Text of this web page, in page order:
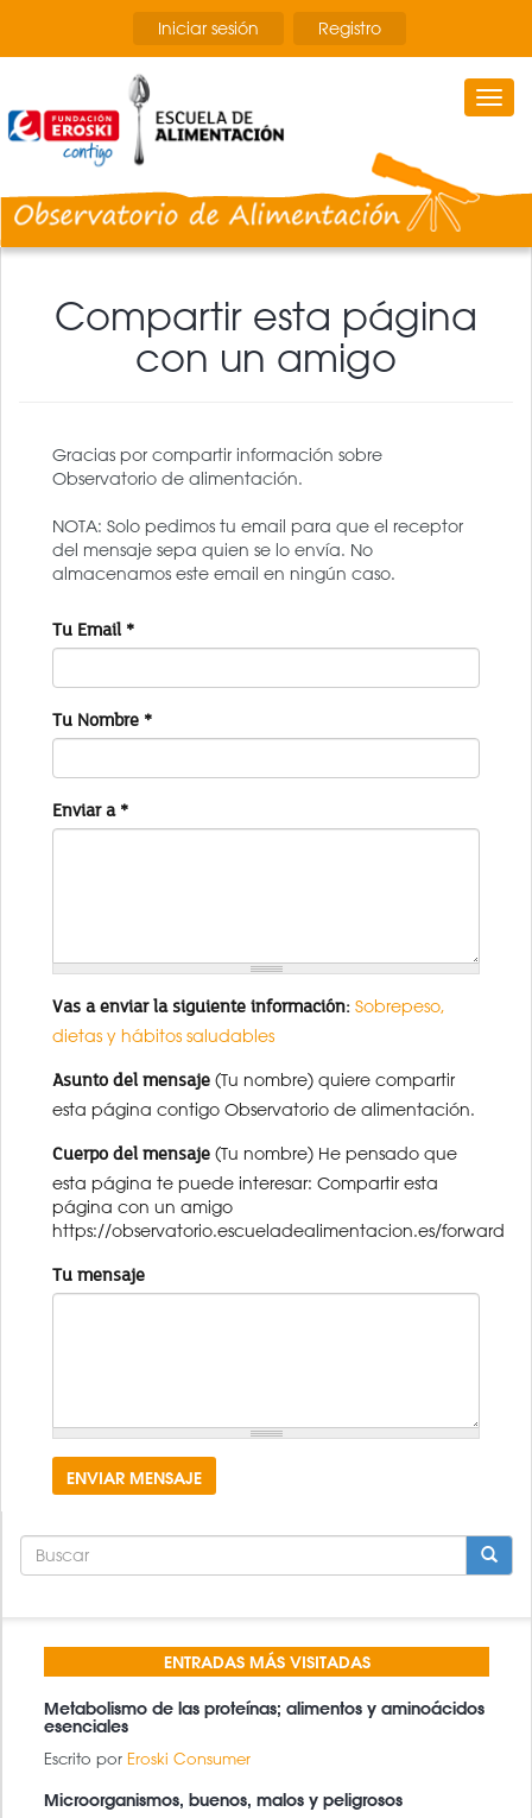
contenido
Iniciar sesión Registro
Compartir esta página
con un amigo
Gracias por compartir información sobre
Observatorio de alimentación.
NOTA: Solo pedimos tu email para que el receptor
del mensaje sepa quien se lo envía. No
almacenamos este email en ningún caso.
Tu Email *
Tu Nombre *
Enviar a *
Vas a enviar la siguiente información: Sobrepeso,
dietas y hábitos saludables
Asunto del mensaje (Tu nombre) quiere compartir
esta página contigo Observatorio de alimentación.
Cuerpo del mensaje (Tu nombre) He pensado que
esta página te puede interesar: Compartir esta
página con un amigo
https://observatorio.escueladealimentacion.es/forward
Tu mensaje
ENVIAR MENSAJE
FORMULARIO
DE
ENTRADAS MÁS VISITADAS
Metabolismo de las proteínas; alimentos y aminoácidos
esenciales
Escrito por Eroski Consumer
Microorganismos, buenos, malos y peligrosos